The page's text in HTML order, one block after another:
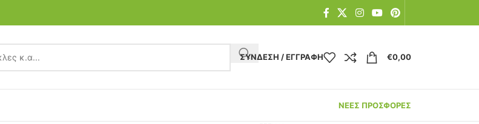
ΣΎΝΔΕΣΗ / ΕΓΓΡΑΦΉ €0,00
ΝΕΕΣ ΠΡΟΣΦΟΡΕΣ